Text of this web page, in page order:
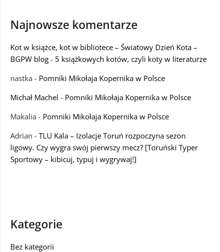
Najnowsze komentarze
Kot w książce, kot w bibliotece – Światowy Dzień Kota –
BGPW blog - 5 książkowych kotów, czyli koty w literaturze
nastka - Pomniki Mikołaja Kopernika w Polsce
Michał Machel - Pomniki Mikołaja Kopernika w Polsce
Makalia - Pomniki Mikołaja Kopernika w Polsce
Adrian - TLU Kala – Izolacje Toruń rozpoczyna sezon
ligowy. Czy wygra swój pierwszy mecz? [Toruński Typer
Sportowy – kibicuj, typuj i wygrywaj!]
Kategorie
Bez kategorii